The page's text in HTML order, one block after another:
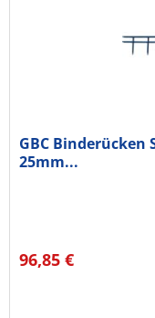
GBC Binderücken
25mm...
96,85 €